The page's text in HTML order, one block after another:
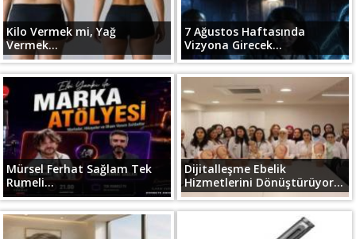
Kilo Vermek mi, Yağ
Vermek...
7 Ağustos Haftasında
Vizyona Girecek...
Mürsel Ferhat Sağlam Tek
Rumeli...
Dijitalleşme Ebelik
Hizmetlerini Dönüştürüyor...